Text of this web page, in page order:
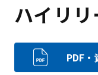
ハイリ
PDF・